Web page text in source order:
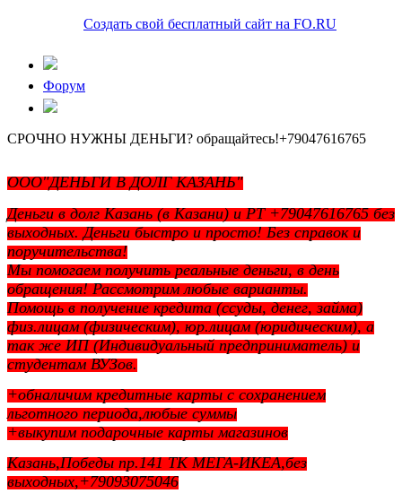
Создать свой бесплатный сайт на FO.RU
Форум
СРОЧНО НУЖНЫ ДЕНЬГИ? обращайтесь!+79047616765
ООО"ДЕНЬГИ В ДОЛГ КАЗАНЬ"
Деньги в долг Казань (в Казани) и РТ +79047616765 без
выходных. Деньги быстро и просто! Без справок и
поручительства!
Мы помогаем получить реальные деньги, в день
обращения! Рассмотрим любые варианты.
Помощь в получение кредита (ссуды, денег, займа)
физ.лицам (физическим), юр.лицам (юридическим), а
так же ИП (Индивидуальный предприниматель) и
студентам ВУЗов.
+обналичим кредитные карты с сохранением
льготного периода,любые суммы
+выкупим подарочные карты магазинов
Казань,Победы пр.141 ТК МЕГА-ИКЕА,без
выходных,+79093075046